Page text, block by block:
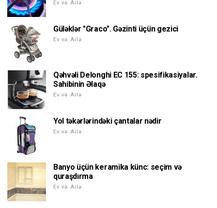
Ev və Ailə
Güləklər "Graco". Gəzinti üçün gezici
Ev və Ailə
Qəhvəli Delonghi EC 155: spesifikasiyalar.
Sahibinin Əlaqə
Ev və Ailə
Yol təkərlərindəki çantalar nədir
Ev və Ailə
Banyo üçün keramika künc: seçim və
quraşdırma
Ev və Ailə